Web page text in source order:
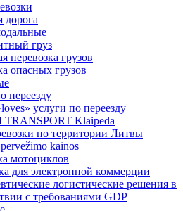
дорога
груз
перевозка грузов
опасных грузов
переезду
услуги по переезду
TRANSPORT Klaipeda
по территории Литвы
kainos
мотоциклов
для электронной коммерции
логистические решения в
с требованиями GDP